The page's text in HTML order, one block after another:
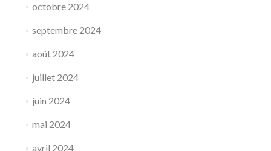
octobre 2024
septembre 2024
août 2024
juillet 2024
juin 2024
mai 2024
avril 2024